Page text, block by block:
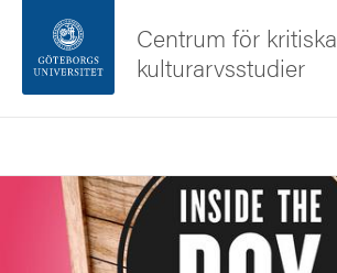
Sidfoten
Om webbplatsen
Centrum för kritiska
kulturarvsstudier
Bild